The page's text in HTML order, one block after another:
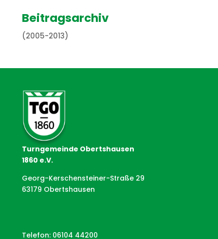
Beitragsarchiv
(2005-2013)
Turngemeinde Obertshausen
1860 e.V.
Georg-Kerschensteiner-Straße 29
63179 Obertshausen
Telefon: 06104 44200